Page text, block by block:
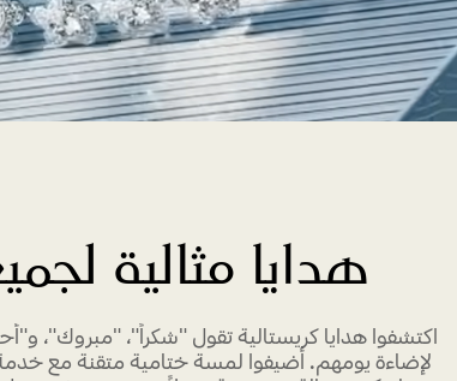
هدايا مثالية
اكتشفوا هدايا كريستالية تقول "شكراً"، "مبروك"،
لإضاءة يومهم. أضيفوا لمسة ختامية متقنة مع خدمة